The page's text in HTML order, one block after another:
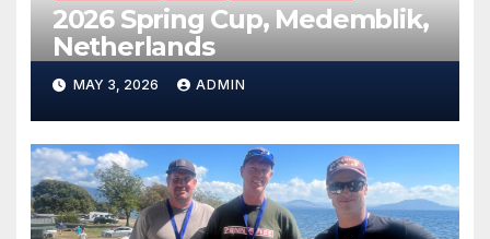
2026 Spring Cup, Medemblik,
Netherlands
MAY 3, 2026 ADMIN